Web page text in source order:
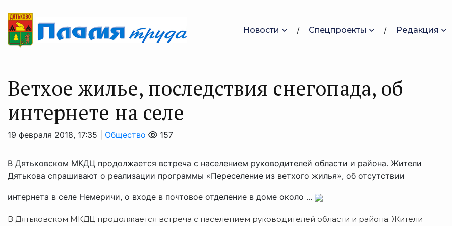
Новости Спецпроекты Редакция
Ветхое жилье, последствия снегопада, об
интернете на селе
19 февраля 2018, 17:35 | Общество 157
В Дятьковском МКДЦ продолжается встреча с населением руководителей области и района. Жители
Дятькова спрашивают о реализации программы «Переселение из ветхого жилья», об отсутствии
интернета в селе Немеричи, о входе в почтовое отделение в доме около ...
В Дятьковском МКДЦ продолжается встреча с населением руководителей области и района. Жители